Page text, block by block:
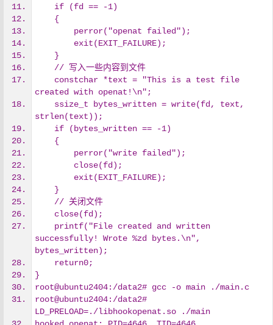
    if (fd == -1)
    {
        perror("openat failed");
        exit(EXIT_FAILURE);
    }
    // 写入一些内容到文件
created with openat!\n";
strlen(text));
    if (bytes_written == -1)
    {
        perror("write failed");
        close(fd);
        exit(EXIT_FAILURE);
    }
    // 关闭文件
    close(fd);
successfully! Wrote %zd bytes.\n",
bytes_written);
    return0;
}
root@ubuntu2404:/data2# gcc -o main ./main.c
root@ubuntu2404:/data2#
LD_PRELOAD=./libhookopenat.so ./main